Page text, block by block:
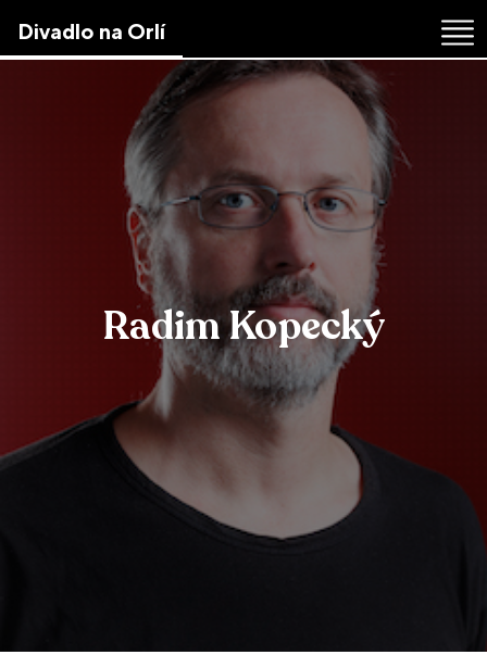
the
Divadlo na Orlí
Radim Kopecký